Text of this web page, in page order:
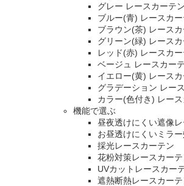
グレー レースカーテン
ブルー(青) レースカ
ブラウン(茶) レース
グリーン(緑) レース
レッド(赤) レースカ
ベージュ レースカー
イエロー(黄) レース
グラデーション レー
カラー(色付き) レー
機能で選ぶ
昼夜透けにくい遮像
お昼透けにくいミラ
採光レースカーテン
花粉対策レースカーテ
UVカットレースカー
遮熱断熱レースカーテ